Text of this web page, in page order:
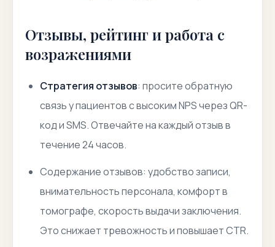
Отзывы, рейтинг и работа с
возражениями
Стратегия отзывов: просите обратную
связь у пациентов с высоким NPS через QR-
код и SMS. Отвечайте на каждый отзыв в
течение 24 часов.
Содержание отзывов: удобство записи,
внимательность персонала, комфорт в
томографе, скорость выдачи заключения.
Это снижает тревожность и повышает CTR.